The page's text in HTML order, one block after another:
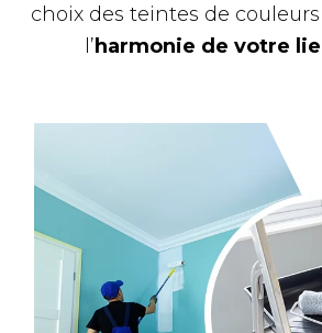
choix des teintes de
l’harmonie de votre